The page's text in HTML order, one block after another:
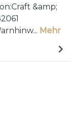
&amp;
Mehr